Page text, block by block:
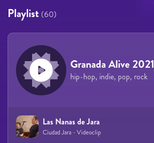
Playlist (60)
Granada Alive 2021
hip-hop, indie, pop, rock
Las Nanas de Jara
Ciudad Jara - Videoclip